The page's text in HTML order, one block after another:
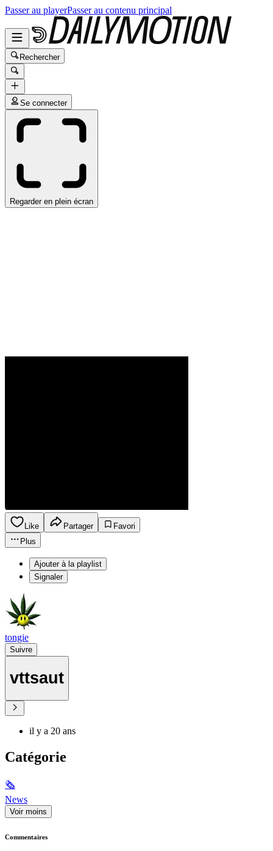
Passer au playerPasser au contenu principal
Rechercher
Se connecter
Regarder en plein écran
Like Partager
Favori
Plus
Ajouter à la playlist
Signaler
tongie
Suivre
vttsaut
il y a 20 ans
Catégorie
🗞
News
Voir moins
Commentaires